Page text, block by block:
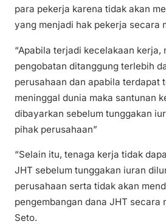
para pekerja karena tidak akan
yang menjadi hak pekerja secara
“Apabila terjadi kecelakaan kerja,
pengobatan ditanggung terlebih
perusahaan dan apabila terdapat
meninggal dunia maka santunan
dibayarkan sebelum tunggakan
pihak perusahaan”
“Selain itu, tenaga kerja tidak
JHT sebelum tunggakan iuran
perusahaan serta tidak akan
pengembangan dana JHT secara
Seto.